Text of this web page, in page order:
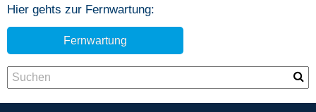
Hier gehts zur Fernwartung:
Fernwartung